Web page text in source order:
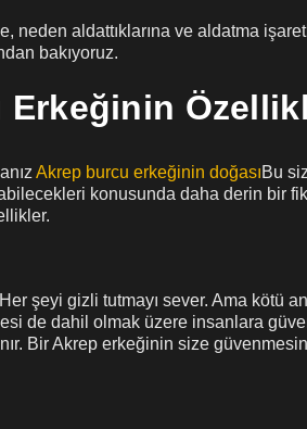
neden aldattıklarına ve aldatma
bakıyoruz.
Erkeğinin
Akrep burcu erkeğinin doğasıBu
konusunda daha derin bir
şeyi gizli tutmayı sever. Ama kötü
de dahil olmak üzere insanlara
Bir Akrep erkeğinin size